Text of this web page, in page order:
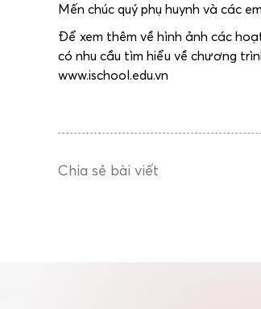
Mến chúc quý phụ huynh và các
Để xem thêm về hình ảnh các
có nhu cầu tìm hiểu về chương
www.ischool.edu.vn
Chia sẻ bài viết